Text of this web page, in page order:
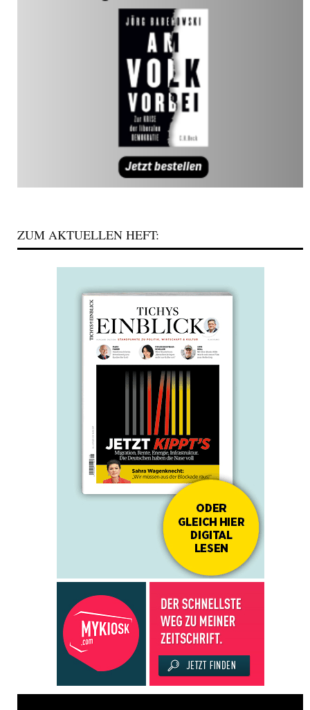
ZUM AKTUELLEN HEFT: